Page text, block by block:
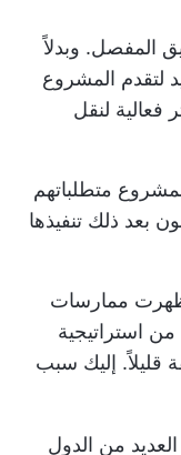
المفصل. وبدلاً
لتقدم المشروع
فعالية لنقل
متطلباتهم
بعد ذلك تنفيذها
ظهرت ممارسات
من استراتيجية
قليلاً. إليك سبب
من الدول